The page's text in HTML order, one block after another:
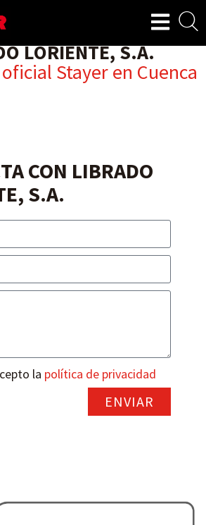
LORIENTE, S.A.
Stayer en Cuenca
CON LIBRADO
S.A.
la política de privacidad
ENVIAR